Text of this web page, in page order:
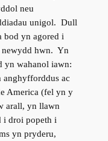
neu
unigol. Dull
bod yn agored i
newydd hwn. Yn
yn wahanol iawn:
ac
America (fel yn y
arall, yn llawn
i droi popeth i
yn pryderu,